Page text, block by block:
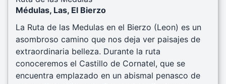
Médulas, Las, El Bierzo
La Ruta de las Medulas en el Bierzo (Leon) es un
asombroso camino que nos deja ver paisajes de
extraordinaria belleza. Durante la ruta
conoceremos el Castillo de Cornatel, que se
encuentra emplazado en un abismal penasco de